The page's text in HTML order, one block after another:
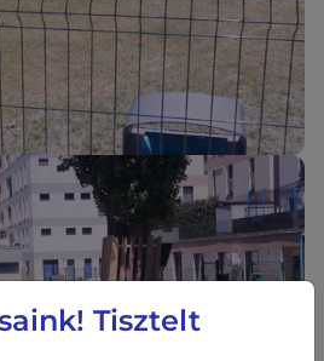
Tisztelt